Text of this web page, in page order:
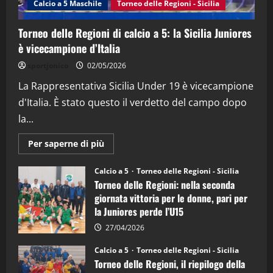
4 15/04/2026
"SportEmpire" in Podcast
“SportEmpire” in Podcast: 26^ Puntata
08/04/2026
Calcio a 5 Maschile Torneo delle Regioni - Sicilia
Torneo delle Regioni di calcio a 5: la Sicilia Juniores
è vicecampione d’Italia
02/05/2026
La Rappresentativa Sicilia Under 19 è vicecampione
d'Italia. È stato questo il verdetto del campo dopo
la...
Per saperne di più
informazioni
Torneo
delle
Regioni
di
calcio
a
5:
la
Juniores
è
vicecampione
Calcio a 5 Torneo delle Regioni - Sicilia
Torneo delle Regioni: nella seconda
giornata vittoria per le donne, pari per
la Juniores perde l’U15
27/04/2026
Calcio a 5 Torneo delle Regioni - Sicilia
Torneo delle Regioni, il riepilogo della